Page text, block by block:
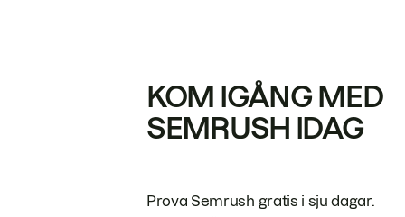
KOM IGÅNG MED
SEMRUSH IDAG
Prova Semrush gratis i sju dagar.